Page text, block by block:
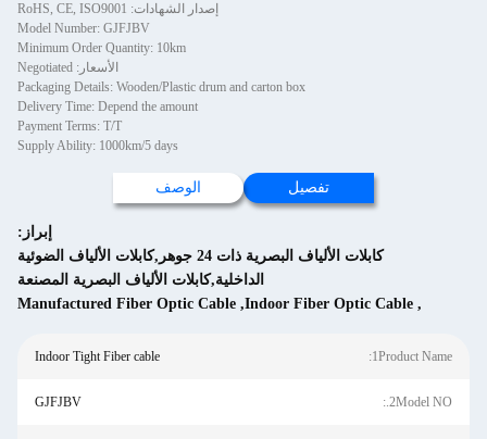
إصدار الشهادات: RoHS, CE, ISO9001
Model Number: GJFJBV
Minimum Order Quantity: 10km
Packaging Details: Wooden/Plastic drum and carton box
Delivery Time: Depend the amount
Payment Terms: T/T
Supply Ability: 1000km/5 days
الوصف
كابلات الألياف البصرية ذات 24 جوهر,كابلات الألياف الضوئية
الداخلية,كابلات الألياف البصرية المصنعة
Indoor Fiber Optic
,
Manufactured Fiber Optic Cable
Indoor Tight Fiber cable